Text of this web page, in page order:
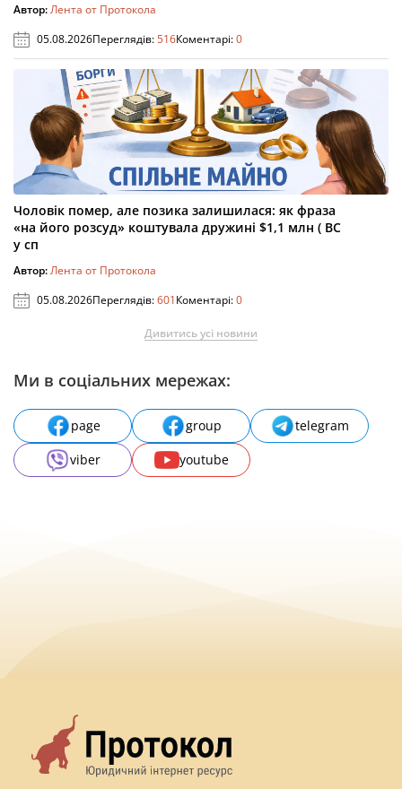
Автор:Лента от Протокола
05.08.2026Переглядів:516Коментарі:0
Чоловік помер, але позика залишилася: як фраза
«на його розсуд» коштувала дружині $1,1 млн ( ВС
у сп
Автор:Лента от Протокола
05.08.2026Переглядів:601Коментарі:0
Дивитись усі новини
Ми в соціальних мережах:
page group
telegram
viber
youtube